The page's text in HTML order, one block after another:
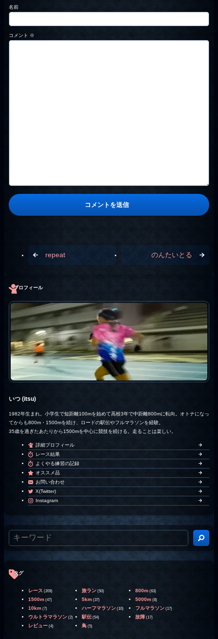
名前
コメント ※
repeat のんたいとる
プロフィール
いつ (itsu)
1982年生まれ。小学生で短距離100mを始めて高校3年で中距離800mに転向。オトナになっ
てからも800m・1500mを続け、ロードの駅伝やフルマラソンを経験。
35歳を過ぎたあたりから1500mを中心に競技を続ける。走ることは楽しい。
詳細プロフィール
レース結果
よくやる練習の記録
オススメ品
お問い合わせ
X(Twitter)
Instagram
タグ
レース (209) 旅ラン (50) 800m (63)
1500m (47) 5km (37) 5000m (8)
10km (7) ハーフマラソン (10) フルマラソン (17)
ウルトラマラソン (2) 駅伝 (54) 故障 (17)
レビュー (4) 鳥 (5)